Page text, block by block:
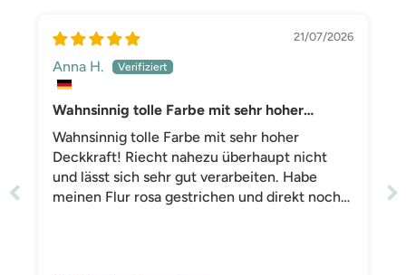
21/07/2026
Anna H.
Wahnsinnig tolle Farbe mit sehr hoher
Deckkraft! Riecht nahezu überhaupt nicht
und lässt sich sehr
Wahnsinnig tolle Farbe mit sehr hoher
Deckkraft! Riecht nahezu überhaupt nicht
und lässt sich sehr gut verarbeiten. Habe
meinen Flur rosa gestrichen und direkt noch